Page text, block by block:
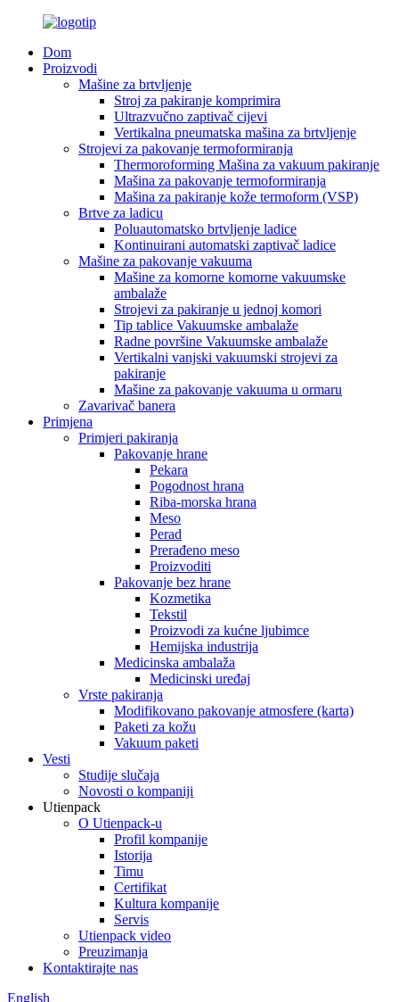
Dom
Proizvodi
Mašine za brtvljenje
Stroj za pakiranje komprimira
Ultrazvučno zaptivač cijevi
Vertikalna pneumatska mašina za brtvljenje
Strojevi za pakovanje termoformiranja
Thermoroforming Mašina za vakuum pakiranje
Mašina za pakovanje termoformiranja
Mašina za pakiranje kože termoform (VSP)
Brtve za ladicu
Poluautomatsko brtvljenje ladice
Kontinuirani automatski zaptivač ladice
Mašine za pakovanje vakuuma
Mašine za komorne komorne vakuumske
ambalaže
Strojevi za pakiranje u jednoj komori
Tip tablice Vakuumske ambalaže
Radne površine Vakuumske ambalaže
Vertikalni vanjski vakuumski strojevi za
pakiranje
Mašine za pakovanje vakuuma u ormaru
Zavarivač banera
Primjena
Primjeri pakiranja
Pakovanje hrane
Pekara
Pogodnost hrana
Riba-morska hrana
Meso
Perad
Prerađeno meso
Proizvoditi
Pakovanje bez hrane
Kozmetika
Tekstil
Proizvodi za kućne ljubimce
Hemijska industrija
Medicinska ambalaža
Medicinski uređaj
Vrste pakiranja
Modifikovano pakovanje atmosfere (karta)
Paketi za kožu
Vakuum paketi
Vesti
Studije slučaja
Novosti o kompaniji
Utienpack
O Utienpack-u
Profil kompanije
Istorija
Timu
Certifikat
Kultura kompanije
Servis
Utienpack video
Preuzimanja
Kontaktirajte nas
English